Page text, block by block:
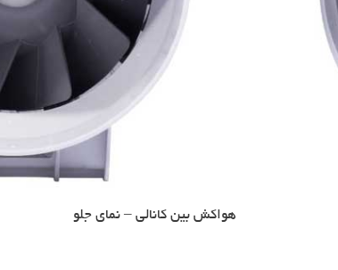
هواکش بین کانالی – نمای جلو